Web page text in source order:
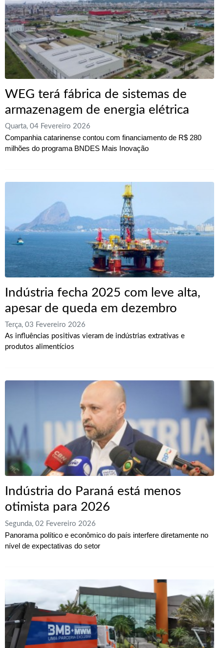
WEG terá fábrica de sistemas de
armazenagem de energia elétrica
Quarta, 04 Fevereiro 2026
Companhia catarinense contou com financiamento de R$ 280
milhões do programa BNDES Mais Inovação
Indústria fecha 2025 com leve alta,
apesar de queda em dezembro
Terça, 03 Fevereiro 2026
As influências positivas vieram de indústrias extrativas e
produtos alimentícios
Indústria do Paraná está menos
otimista para 2026
Segunda, 02 Fevereiro 2026
Panorama político e econômico do país interfere diretamente no
nível de expectativas do setor